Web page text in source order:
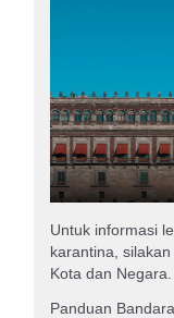
Untuk informasi
karantina,
Kota dan Negara.
Panduan